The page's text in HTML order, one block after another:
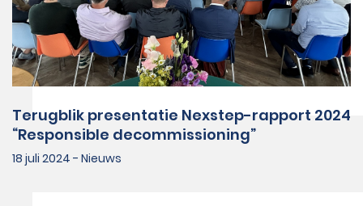
Terugblik presentatie Nexstep-rapport 2024
“Responsible decommissioning”
18 juli 2024 - Nieuws